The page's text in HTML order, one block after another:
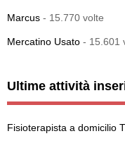
Marcus - 15.770 volte
Mercatino Usato - 15.601
Ultime attività
Fisioterapista a domicilio